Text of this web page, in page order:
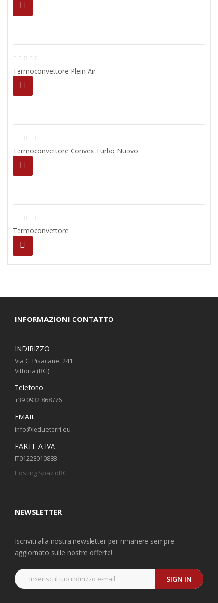
Termoconvettore Plein Air
Termoconvettore Convex Turbo Nuovo
Termoconvettore
INFORMAZIONI CONTATTO
INDIRIZZO
Via C. Pisacane, 241
Vittoria (RG)
Telefono
+39 0932 868776
EMAIL
info@leduetorri.eu
PARTITA IVA
IT01228010888
Hosting SpazioRC
NEWSLETTER
Iscriviti alla nostra newsletter per rimanere sempre
aggiornato sulle nostre offerte!
SIGN IN